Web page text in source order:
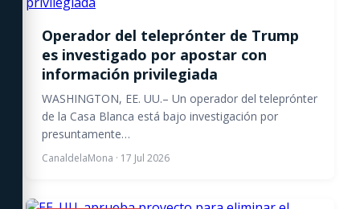
Operador del teleprónter de Trump
es investigado por apostar con
información privilegiada
WASHINGTON, EE. UU.– Un operador del teleprónter
de la Casa Blanca está bajo investigación por
presuntamente…
CanaldelaMona · 17 Jul 2026